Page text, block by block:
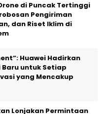
di Puncak Tertinggi
Pengiriman
dan Riset Iklim di
Huawei Hadirkan
untuk Setiap
yang Mencakup
Lonjakan Permintaan